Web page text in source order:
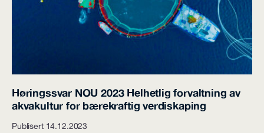
Høringssvar NOU 2023 Helhetlig forvaltning av
akvakultur for bærekraftig verdiskaping
Publisert 14.12.2023